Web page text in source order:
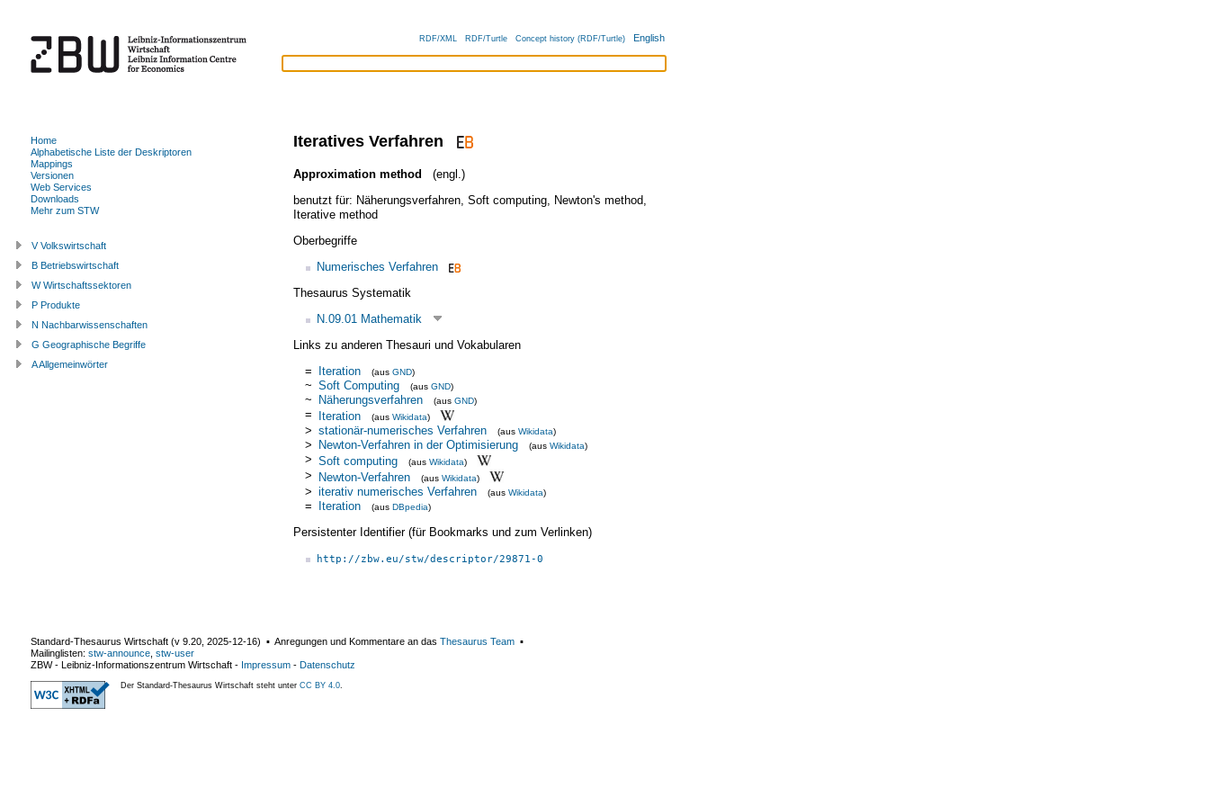
RDF/XML RDF/Turtle Concept history (RDF/Turtle) English
Iteratives Verfahren
Approximation method
(engl.)
benutzt für: Näherungsverfahren, Soft computing, Newton's method,
Iterative method
Oberbegriffe
Numerisches Verfahren
Thesaurus Systematik
N.09.01 Mathematik
Links zu anderen Thesauri und Vokabularen
= Iteration (aus GND)
~ Soft Computing (aus GND)
~ Näherungsverfahren (aus GND)
= Iteration (aus Wikidata)
> stationär-numerisches Verfahren (aus Wikidata)
> Newton-Verfahren in der Optimisierung (aus Wikidata)
> Soft computing (aus Wikidata)
> Newton-Verfahren (aus Wikidata)
> iterativ numerisches Verfahren (aus Wikidata)
= Iteration (aus DBpedia)
Persistenter Identifier (für Bookmarks und zum Verlinken)
http://zbw.eu/stw/descriptor/29871-0
Home
Alphabetische Liste der Deskriptoren
Mappings
Versionen
Web Services
Downloads
Mehr zum STW
V Volkswirtschaft
B Betriebswirtschaft
W Wirtschaftssektoren
P Produkte
N Nachbarwissenschaften
G Geographische Begriffe
A Allgemeinwörter
Standard-Thesaurus Wirtschaft (v 9.20 2025-12-16) ▪ Anregungen und Kommentare an das Thesaurus Team ▪
Mailinglisten: stw-announce stw-user
ZBW - Leibniz-Informationszentrum Wirtschaft - Impressum - Datenschutz
Der Standard-Thesaurus Wirtschaft steht unter CC BY 4.0